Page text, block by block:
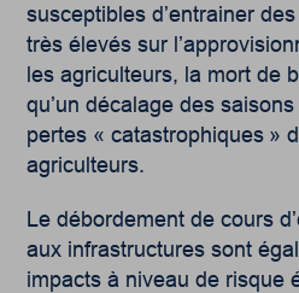
susceptibles d’entrainer
très élevés sur
les agriculteurs, la mort de
qu’un décalage des
pertes « catastrophiques »
agriculteurs.
Le débordement de cours
aux infrastructures sont
impacts à niveau de risque